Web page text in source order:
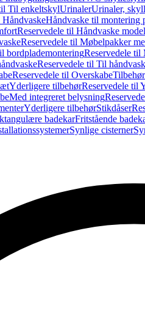
Til enkeltskylUrinalerUrinaler,
HåndvaskeHåndvaske til montering
Reservedele til Håndvaske
Reservedele til Møbelpakker
bordplademonteringReservedele til
Reservedele til Til
Reservedele til OverskabeTilbehør
Yderligere tilbehørReservedele til
Med integreret belysning
Yderligere tilbehørStikdåser
badekarFritstående
Synlige cisterner